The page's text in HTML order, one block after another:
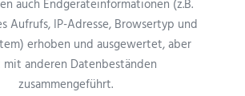
auch Endgeräteinformationen (z.B.
Aufrufs, IP-Adresse, Browsertyp und
erhoben und ausgewertet, aber
anderen Datenbeständen
zusammengeführt.